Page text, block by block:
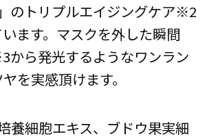
のトリプルエイジングケア※2
ます。マスクを外した瞬間
から発光するようなワンラン
を実感頂けます。
養細胞エキス、ブドウ果実細